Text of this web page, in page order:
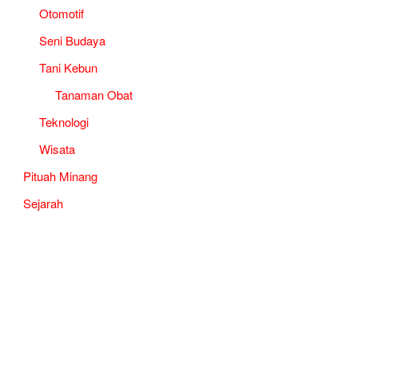
Otomotif
Seni Budaya
Tani Kebun
Tanaman Obat
Teknologi
Wisata
Pituah Minang
Sejarah